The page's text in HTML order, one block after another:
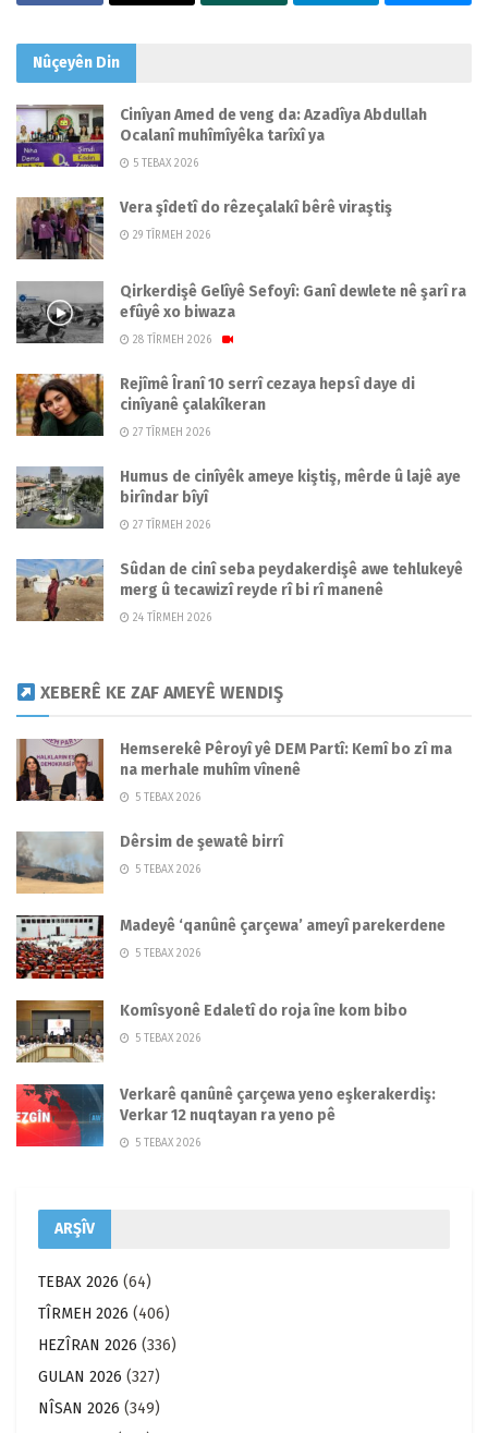
Nûçeyên Din
Cinîyan Amed de veng da: Azadîya Abdullah
Ocalanî muhîmîyêka tarîxî ya
5 TEBAX 2026
Vera şîdetî do rêzeçalakî bêrê viraştiş
29 TÎRMEH 2026
Qirkerdişê Gelîyê Sefoyî: Ganî dewlete nê şarî ra
efûyê xo biwaza
28 TÎRMEH 2026
Rejîmê Îranî 10 serrî cezaya hepsî daye di
cinîyanê çalakîkeran
27 TÎRMEH 2026
Humus de cinîyêk ameye kiştiş, mêrde û lajê aye
birîndar bîyî
27 TÎRMEH 2026
Sûdan de cinî seba peydakerdişê awe tehlukeyê
merg û tecawizî reyde rî bi rî manenê
24 TÎRMEH 2026
XEBERÊ KE ZAF AMEYÊ WENDIŞ
Hemserekê Pêroyî yê DEM Partî: Kemî bo zî ma
na merhale muhîm vînenê
5 TEBAX 2026
Dêrsim de şewatê birrî
5 TEBAX 2026
Madeyê ‘qanûnê çarçewa’ ameyî parekerdene
5 TEBAX 2026
Komîsyonê Edaletî do roja îne kom bibo
5 TEBAX 2026
Verkarê qanûnê çarçewa yeno eşkerakerdiş:
Verkar 12 nuqtayan ra yeno pê
5 TEBAX 2026
ARŞÎV
TEBAX 2026 (64)
TÎRMEH 2026 (406)
HEZÎRAN 2026 (336)
GULAN 2026 (327)
NÎSAN 2026 (349)